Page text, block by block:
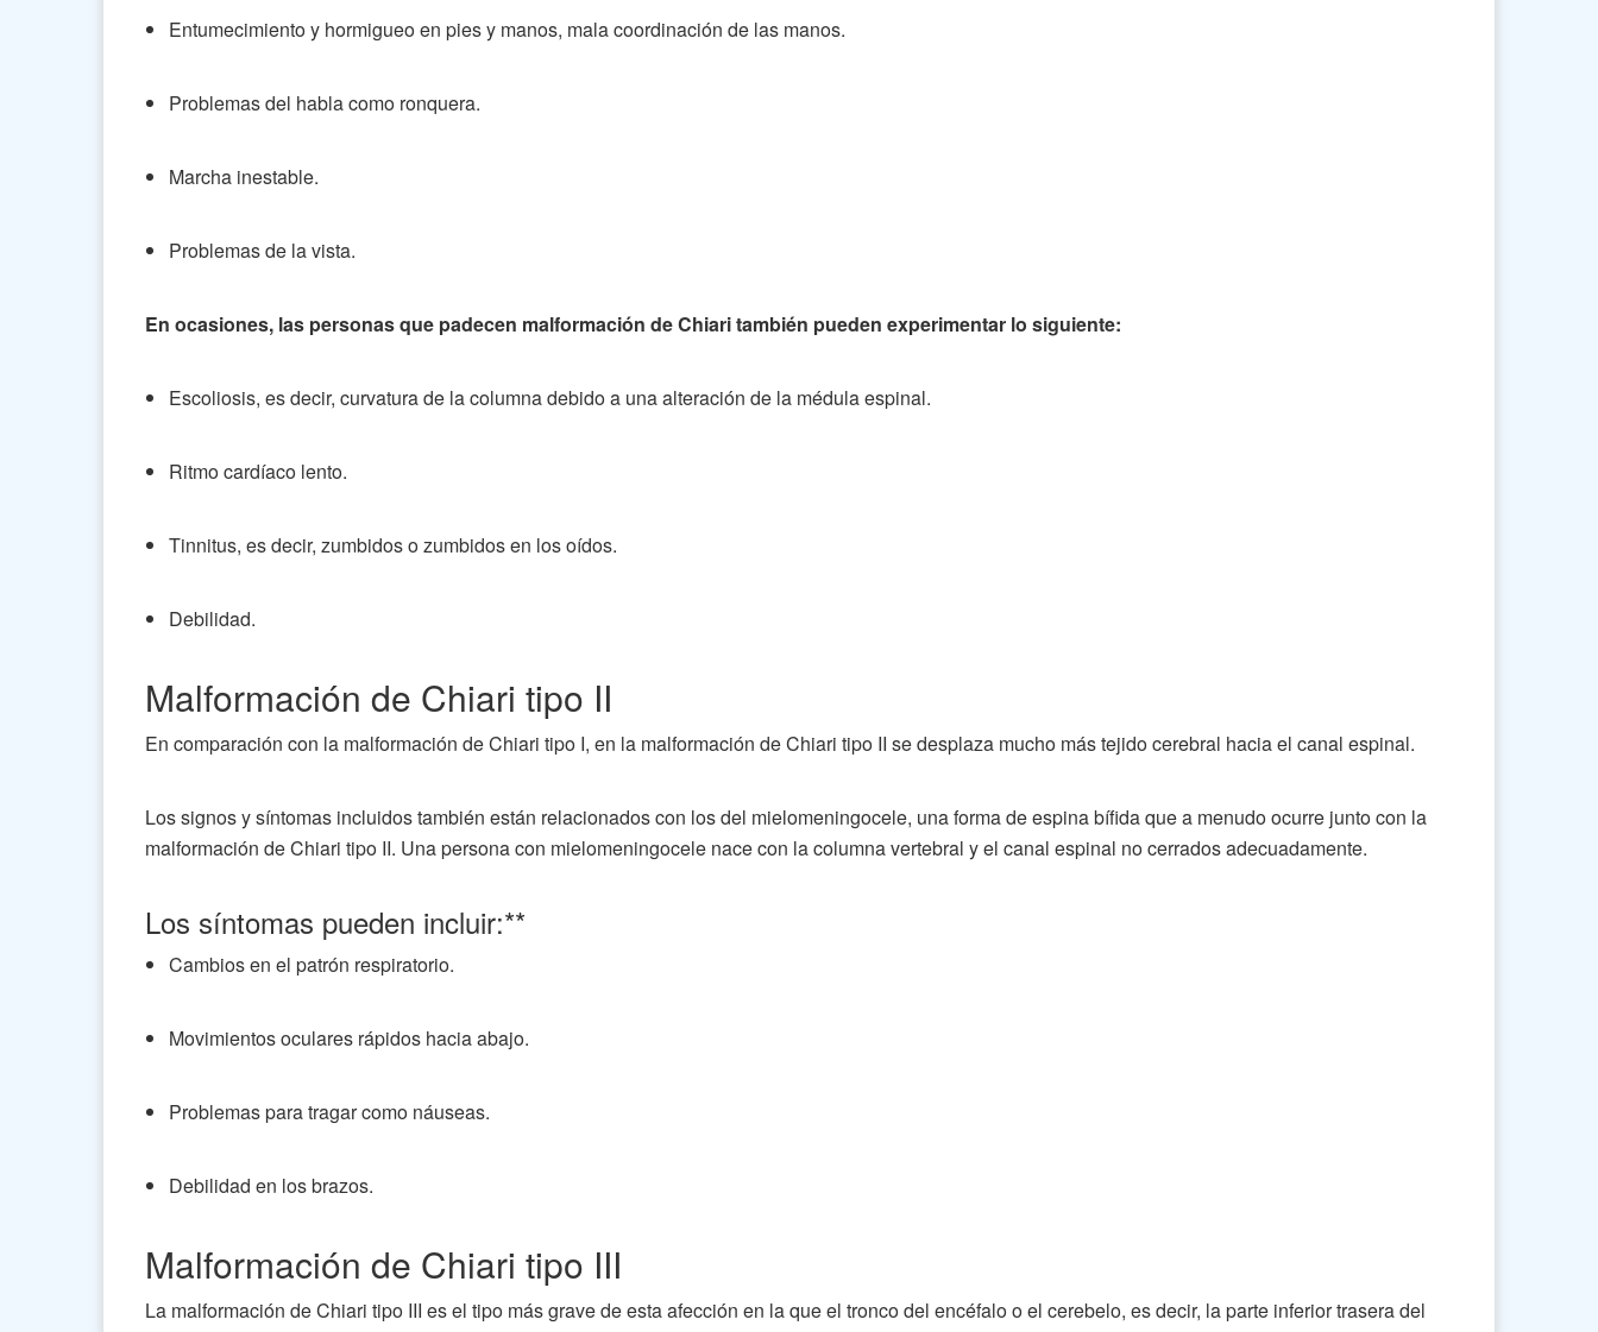
Entumecimiento y hormigueo en pies y manos, mala coordinación de las manos.
Problemas del habla como ronquera.
Marcha inestable.
Problemas de la vista.
En ocasiones, las personas que padecen malformación de Chiari también pueden experimentar lo siguiente:
Escoliosis, es decir, curvatura de la columna debido a una alteración de la médula espinal.
Ritmo cardíaco lento.
Tinnitus, es decir, zumbidos o zumbidos en los oídos.
Debilidad.
Malformación de Chiari tipo II
En comparación con la malformación de Chiari tipo I, en la malformación de Chiari tipo II se desplaza mucho más tejido cerebral hacia el canal espinal.
Los signos y síntomas incluidos también están relacionados con los del mielomeningocele, una forma de espina bífida que a menudo ocurre junto con la
malformación de Chiari tipo II. Una persona con mielomeningocele nace con la columna vertebral y el canal espinal no cerrados adecuadamente.
Los síntomas pueden incluir:**
Cambios en el patrón respiratorio.
Movimientos oculares rápidos hacia abajo.
Problemas para tragar como náuseas.
Debilidad en los brazos.
Malformación de Chiari tipo III
La malformación de Chiari tipo III es el tipo más grave de esta afección en la que el tronco del encéfalo o el cerebelo, es decir, la parte inferior trasera del